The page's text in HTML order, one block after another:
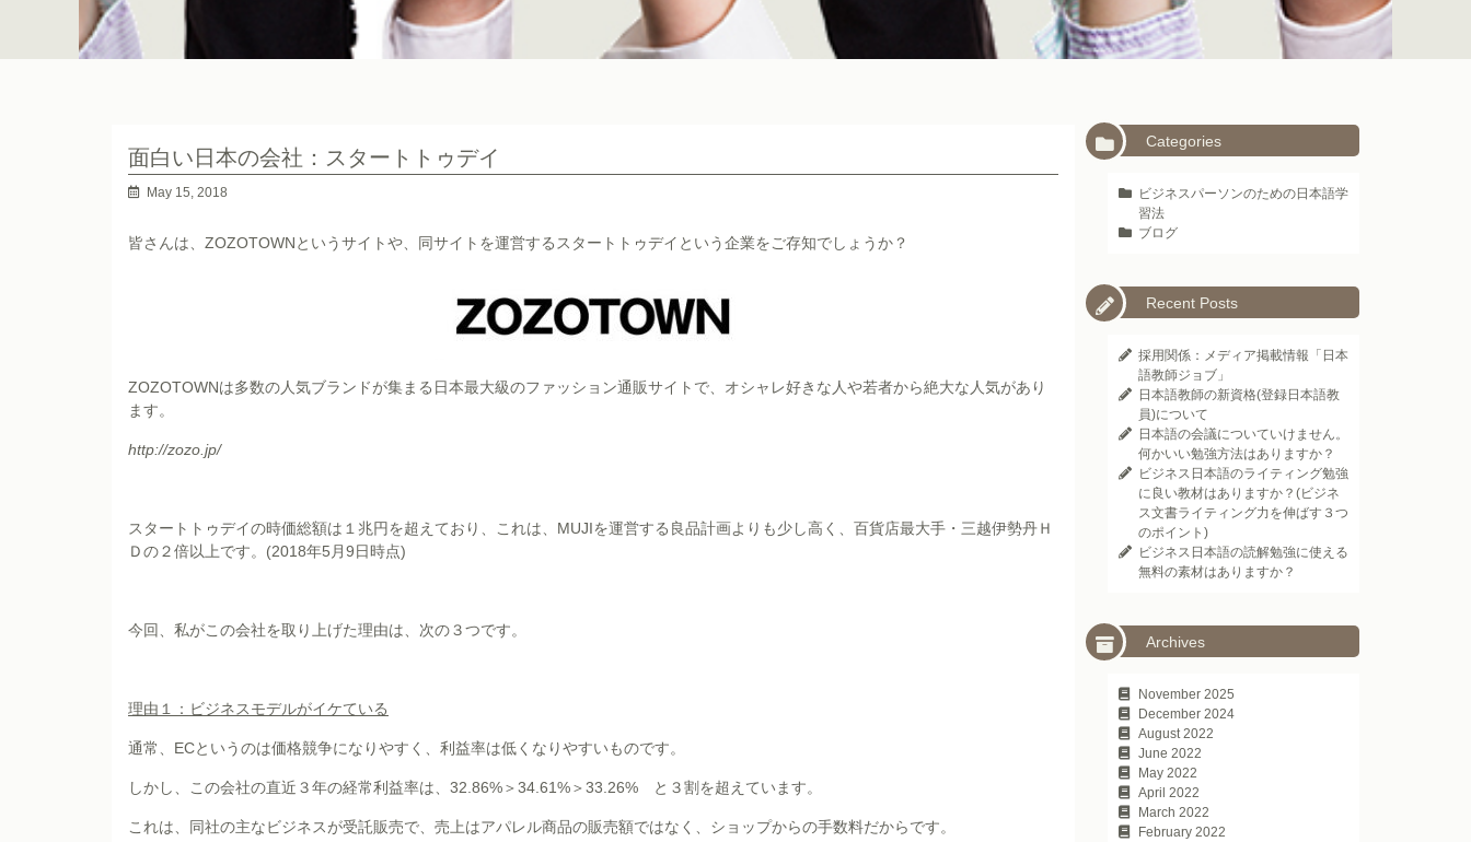
面白い日本の会社：スタートトゥデイ
May 15, 2018
皆さんは、ZOZOTOWNというサイトや、同サイトを運営するスタートトゥデイという企業をご存知でしょうか？
ZOZOTOWNは多数の人気ブランドが集まる日本最大級のファッション通販サイトで、オシャレ好きな人や若者から絶大な人気があり
ます。
http://zozo.jp/
スタートトゥデイの時価総額は１兆円を超えており、これは、MUJIを運営する良品計画よりも少し高く、百貨店最大手・三越伊勢丹Ｈ
Ｄの２倍以上です。(2018年5月9日時点)
今回、私がこの会社を取り上げた理由は、次の３つです。
理由１：ビジネスモデルがイケている
通常、ECというのは価格競争になりやすく、利益率は低くなりやすいものです。
しかし、この会社の直近３年の経常利益率は、32.86%＞34.61%＞33.26% と３割を超えています。
これは、同社の主なビジネスが受託販売で、売上はアパレル商品の販売額ではなく、ショップからの手数料だからです。
Categories
ビジネスパーソンのための日本語学
習法
ブログ
Recent Posts
採用関係：メディア掲載情報「日本
語教師ジョブ」
日本語教師の新資格(登録日本語教
員)について
日本語の会議についていけません。
何かいい勉強方法はありますか？
ビジネス日本語のライティング勉強
に良い教材はありますか？(ビジネ
ス文書ライティング力を伸ばす３つ
のポイント)
ビジネス日本語の読解勉強に使える
無料の素材はありますか？
Archives
November 2025
December 2024
August 2022
June 2022
May 2022
April 2022
March 2022
February 2022